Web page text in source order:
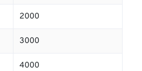
2000
3000
4000